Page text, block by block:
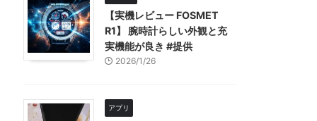
【実機レビュー FOSMET
R1】 腕時計らしい外観と充
実機能が良き #提供
2026/1/26
アプリ